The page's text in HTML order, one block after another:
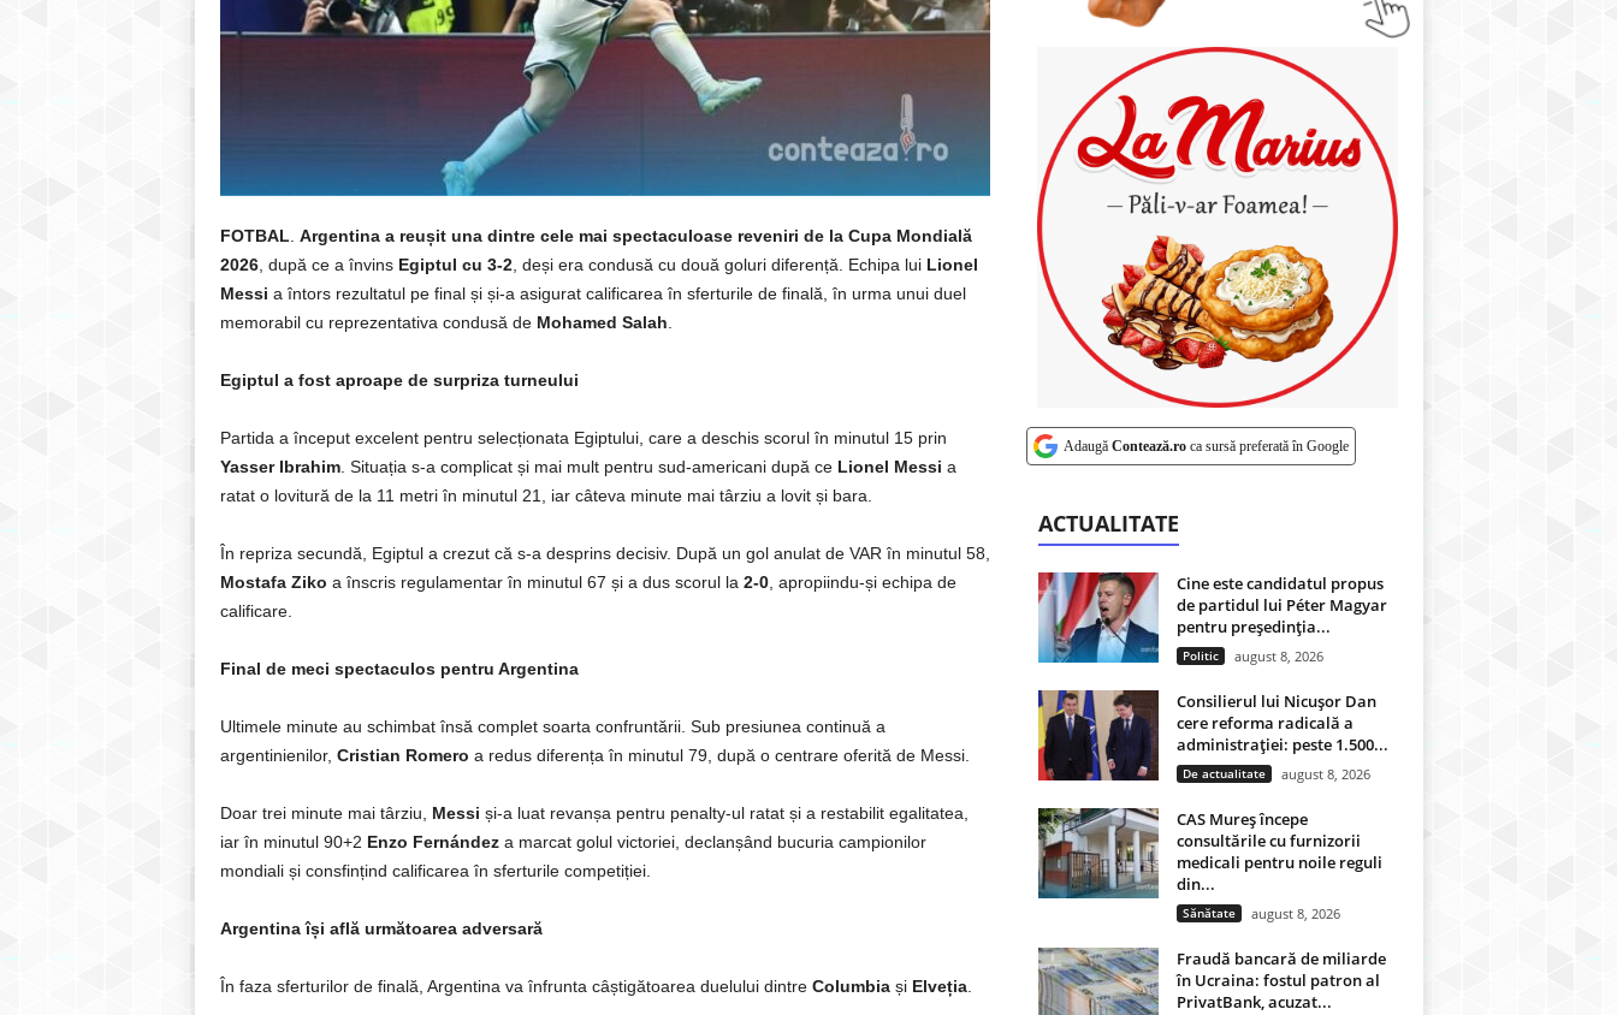
FOTBAL Argentina a reușit una dintre cele mai spectaculoase reveniri de la Cupa Mondială
2026, după ce a învins Egiptul cu 3-2, deși era condusă cu două goluri diferență. Echipa lui Lionel
Messi a întors rezultatul pe final și și-a asigurat calificarea în sferturile de finală, în urma unui duel
memorabil cu reprezentativa condusă de Mohamed Salah
Egiptul a fost aproape de surpriza turneului
Partida a început excelent pentru selecționata Egiptului, care a deschis scorul în minutul 15 prin
Yasser Ibrahim. Situația s-a complicat și mai mult pentru sud-americani după ce Lionel Messi a
ratat o lovitură de la 11 metri în minutul 21, iar câteva minute mai târziu a lovit și bara.
În repriza secundă, Egiptul a crezut că s-a desprins decisiv. După un gol anulat de VAR în minutul 58,
Mostafa Ziko a înscris regulamentar în minutul 67 și a dus scorul la 2-0, apropiindu-și echipa de
calificare.
Final de meci spectaculos pentru Argentina
Ultimele minute au schimbat însă complet soarta confruntării. Sub presiunea continuă a
argentinienilor, Cristian Romero a redus diferența în minutul 79, după o centrare oferită de Messi.
Doar trei minute mai târziu, Messi și-a luat revanșa pentru penalty-ul ratat și a restabilit egalitatea,
iar în minutul 90+2 Enzo Fernándeza marcat golul victoriei, declanșând bucuria campionilor
mondiali și consfințind calificarea în sferturile competiției.
Argentina își află următoarea adversară
În faza sferturilor de finală, Argentina va înfrunta câștigătoarea duelului dintre Columbiași Elveția.
Adaugă Contează.roca sursă preferată în Google
ACTUALITATE
Cine este candidatul propus
de partidul lui Péter Magyar
pentru președinția...
Politic august 8, 2026
Consilierul lui Nicușor Dan
cere reforma radicală a
administrației: peste 1.500...
De actualitate august 8, 2026
CAS Mureș începe
consultările cu furnizorii
medicali pentru noile reguli
din...
Sănătate august 8, 2026
Fraudă bancară de miliarde
în Ucraina: fostul patron al
PrivatBank, acuzat...